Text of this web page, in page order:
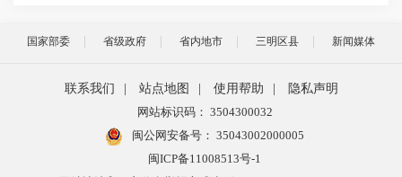
国家部委 省级政府 省内地市 三明区县 新闻媒体
联系我们 站点地图 使用帮助
隐私声明
网站标识码： 3504300032
闽公网安备号： 35043002000005
闽ICP备11008513号-1